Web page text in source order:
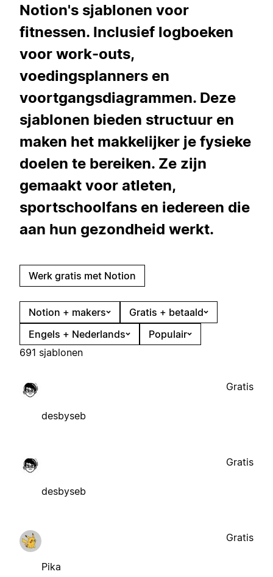
Notion's sjablonen voor
fitnessen. Inclusief logboeken
voor work-outs,
voedingsplanners en
voortgangsdiagrammen. Deze
sjablonen bieden structuur en
maken het makkelijker je fysieke
doelen te bereiken. Ze zijn
gemaakt voor atleten,
sportschoolfans en iedereen die
aan hun gezondheid werkt.
Werk gratis met Notion
Notion + makers
Gratis + betaald
Engels + Nederlands
Populair
691 sjablonen
desbyseb
Gratis
desbyseb
Gratis
Pika
Gratis